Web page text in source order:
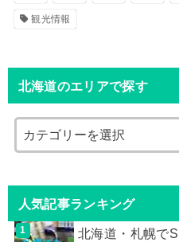
観光情報
北海道のエリアで探す
人気記事ランキング
北海道・札幌で